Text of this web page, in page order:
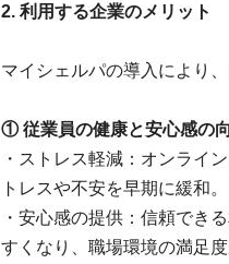
2. 利用する企業のメリット
マイシェルパの導入により
① 従業員の健康と安心感の
・ストレス軽減：オンライ
トレスや不安を早期に緩和。
・安心感の提供：信頼でき
すくなり、職場環境の満足度